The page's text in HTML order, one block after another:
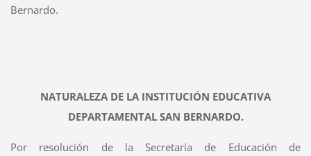
Bernardo.
NATURALEZA DE LA INSTITUCIÓN EDUCATIVA
DEPARTAMENTAL SAN BERNARDO.
Por resolución de la Secretaría de Educación de